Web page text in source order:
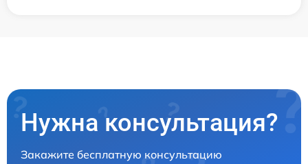
Нужна консультация?
Закажите бесплатную консультацию